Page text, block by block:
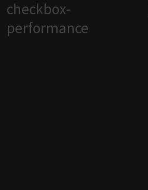
checkbox-
performance